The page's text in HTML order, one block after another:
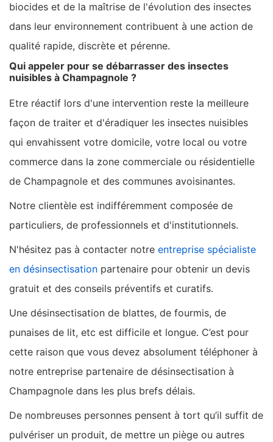
biocides et de la maîtrise de l'évolution des insectes
dans leur environnement contribuent à une action de
qualité rapide, discrète et pérenne.
Qui appeler pour se débarrasser des insectes
nuisibles à Champagnole ?
Etre réactif lors d'une intervention reste la meilleure
façon de traiter et d'éradiquer les insectes nuisibles
qui envahissent votre domicile, votre local ou votre
commerce dans la zone commerciale ou résidentielle
de Champagnole et des communes avoisinantes.
Notre clientèle est indifféremment composée de
particuliers, de professionnels et d'institutionnels.
N'hésitez pas à contacter notre entreprise spécialiste
en désinsectisation partenaire pour obtenir un devis
gratuit et des conseils préventifs et curatifs.
Une désinsectisation de blattes, de fourmis, de
punaises de lit, etc est difficile et longue. C’est pour
cette raison que vous devez absolument téléphoner à
notre entreprise partenaire de désinsectisation à
Champagnole dans les plus brefs délais.
De nombreuses personnes pensent à tort qu’il suffit de
pulvériser un produit, de mettre un piège ou autres